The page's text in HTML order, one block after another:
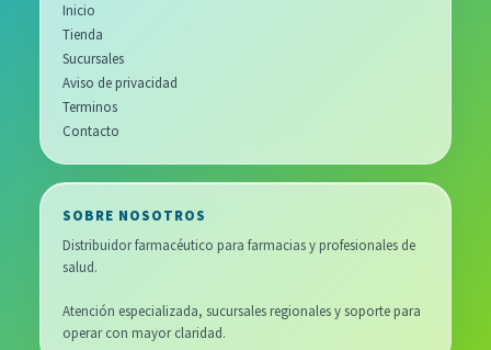
Inicio
Tienda
Sucursales
Aviso de privacidad
Terminos
Contacto
SOBRE NOSOTROS
Distribuidor farmacéutico para farmacias y profesionales de
salud.
Atención especializada, sucursales regionales y soporte para
operar con mayor claridad.